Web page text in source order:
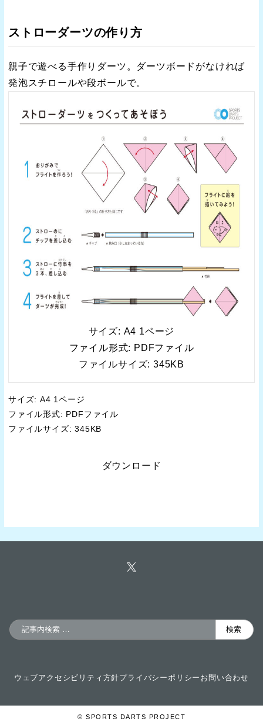
ストローダーツの作り方
親子で遊べる手作りダーツ。ダーツボードがなければ
発泡スチロールや段ボールで。
サイズ: A4 1ページ
ファイル形式: PDFファイル
ファイルサイズ: 345KB
サイズ: A4 1ページ
ファイル形式: PDFファイル
ファイルサイズ: 345KB
ダウンロード
検
検索
ウェブアクセシビリティ方針プライバシーポリシー お問い合わせ
© SPORTS DARTS PROJECT